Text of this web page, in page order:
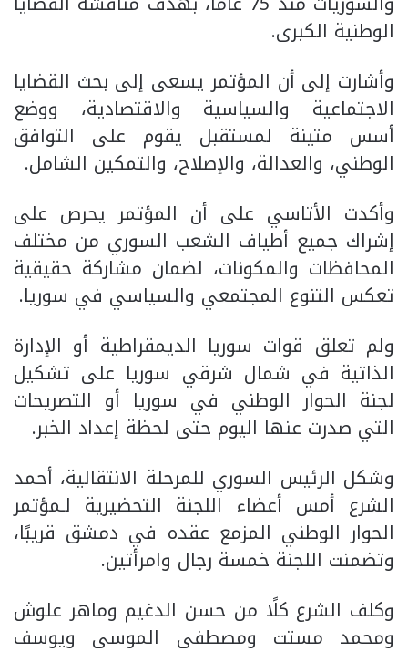
الوطنية الكبرى.
وأشارت إلى أن المؤتمر يسعى إلى بحث القضايا
الاجتماعية والسياسية والاقتصادية، ووضع
أسس متينة لمستقبل يقوم على التوافق
الوطني، والعدالة، والإصلاح، والتمكين الشامل.
وأكدت الأتاسي على أن المؤتمر يحرص على
إشراك جميع أطياف الشعب السوري من مختلف
المحافظات والمكونات، لضمان مشاركة حقيقية
تعكس التنوع المجتمعي والسياسي في سوريا.
ولم تعلق قوات سوريا الديمقراطية أو الإدارة
الذاتية في شمال شرقي سوريا على تشكيل
لجنة الحوار الوطني في سوريا أو التصريحات
التي صدرت عنها اليوم حتى لحظة إعداد الخبر.
وشكل الرئيس السوري للمرحلة الانتقالية، أحمد
الشرع أمس أعضاء اللجنة التحضيرية لـمؤتمر
الحوار الوطني المزمع عقده في دمشق قريبًا،
وتضمنت اللجنة خمسة رجال وامرأتين.
وكلف الشرع كلًا من حسن الدغيم وماهر علوش
ومحمد مستت ومصطفى الموسى ويوسف